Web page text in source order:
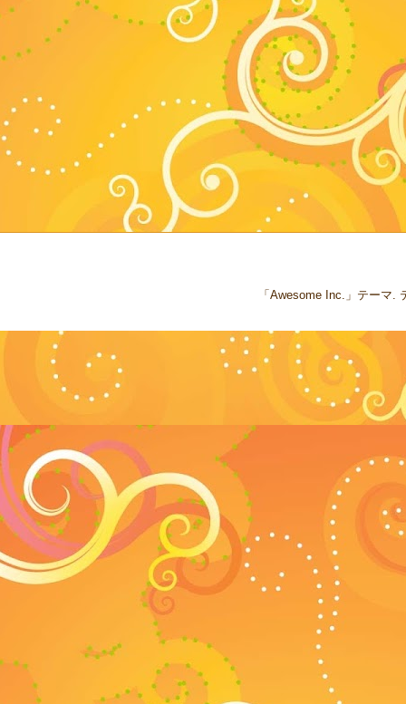
「Awesome Inc.」テーマ.